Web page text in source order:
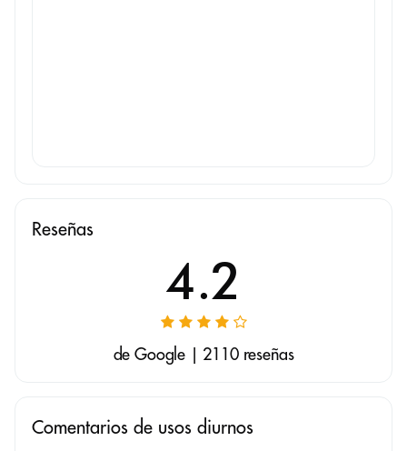
Reseñas
4.2
de Google | 2110 reseñas
Comentarios de usos diurnos